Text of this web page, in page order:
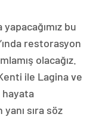
bu
restorasyon
olacağız.
ile Lagina ve
hayata
sıra söz